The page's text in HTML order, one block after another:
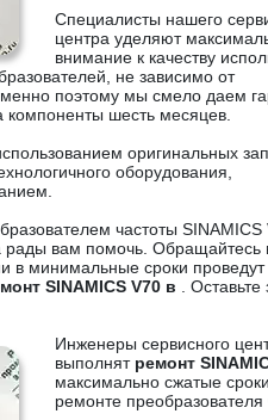
Специалисты нашего
центра уделяют
внимание к качеству
не зависимо от
поэтому мы смело даем
шесть месяцев.
оригинальных
оборудования,
частоты SINAMICS
рады вам помочь. Обращайтесь
минимальные сроки проведут
SINAMICS V70 в
. Оставьте
Инженеры сервисного
выполнят ремонт
максимально сжатые
ремонте